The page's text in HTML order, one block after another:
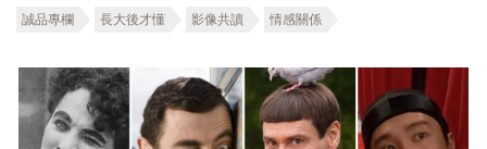
誠品專欄 長大後才懂 影像共讀 情感關係